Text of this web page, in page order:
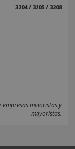
3204 / 3205 / 3208
empresas minoristas y
mayoristas.